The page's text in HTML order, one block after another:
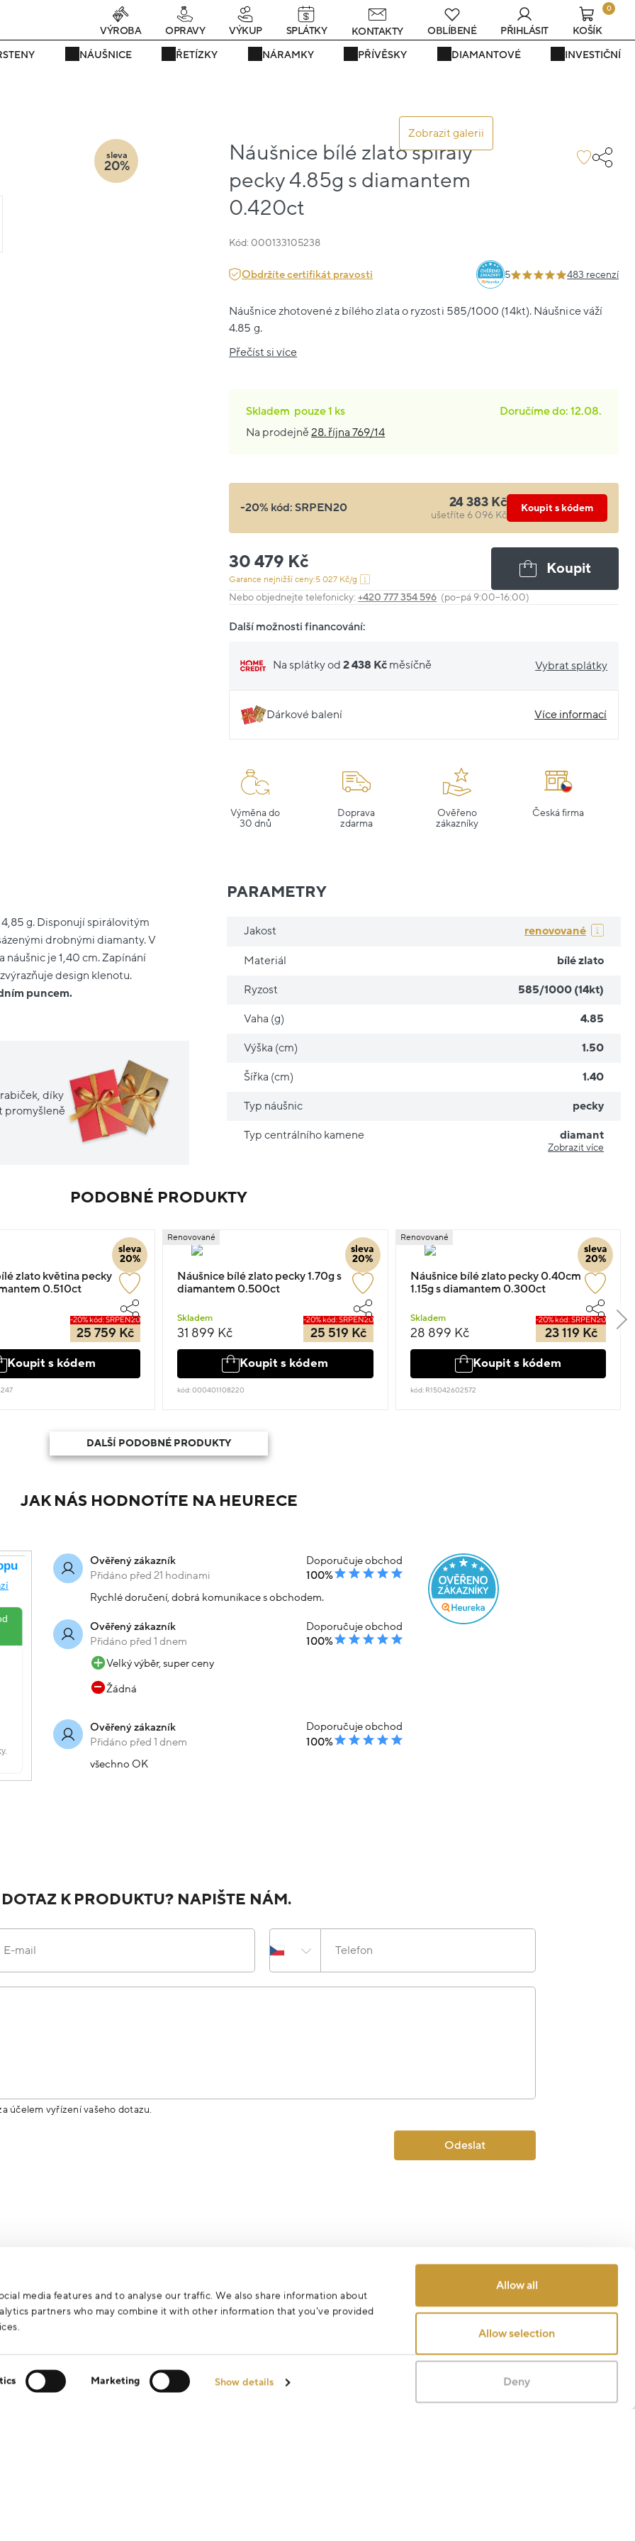
media features and to analyse our traffic. We also share information about
partners who may combine it with other information that you’ve provided
Marketing Show details
Allow all
Allow selection
Deny
teď! - 20 % na vše! Kód: SRPEN20 23 dní : 16h : 49m : 06s
NÁUŠNICE ŘETÍZKY NÁRAMKY PŘÍVĚSKY DIAMANTOVÉ INVESTIČNÍ
VÝROBA OPRAVY VÝKUP SPLÁTKY KONTAKTY OBLÍBENÉ PŘIHLÁSIT
0
KOŠÍK
Zobrazit galerii
Náušnice bílé zlato spirály
pecky 4.85g s diamantem
0.420ct
Kód: 000133105238
sleva
20%
Obdržíte certifikát pravosti 5 483 recenzí
Náušnice zhotovené z bílého zlata o ryzosti 585/1000 (14kt). Náušnice váží
4.85 g.
Přečíst si více
Skladem pouze1 ks
Doručíme do: 12.08.
Na prodejně28. října 769/14
-20% kód:SRPEN20 24 383 Kč
ušetříte 6 096 Kč
Koupit s kódem
30 479 Kč
Garance nejnižší ceny:5 027 Kč/g
Koupit
Nebo objednejte telefonicky:+420 777 354 596 (po–pá 9:00–16:00)
Další možnosti financování:
Na splátky od2 438 Kč měsíčně Vybrat splátky
Dárkové balení Více informací
Výměna do
30 dnů
Doprava
zdarma
Ověřeno
zákazníky
Česká firma
g. Disponují spirálovitým
drobnými diamanty. V
je 1,40 cm. Zapínání
design klenotu.
puncem.
díky
promyšleně
PARAMETRY
Jakost renovované
Materiál bílé zlato
Ryzost 585/1000 (14kt)
Vaha (g) 4.85
Výška (cm) 1.50
Šířka (cm) 1.40
Typ náušnic pecky
Typ centrálního kamene diamant
Zobrazit více
PODOBNÉ PRODUKTY
sleva
20%
zlato květina pecky
0.510ct
-20% kód: SRPEN20
25 759 Kč
Koupit s kódem
sleva
20%
Renovované
Náušnice bílé zlato pecky 1.70g s
diamantem 0.500ct
Skladem
31 899 Kč
-20% kód: SRPEN20
25 519 Kč
Koupit s kódem
kód: 000401108220
sleva
20%
Renovované
Náušnice bílé zlato pecky 0.40cm
1.15g s diamantem 0.300ct
Skladem
28 899 Kč
-20% kód: SRPEN20
23 119 Kč
Koupit s kódem
kód: R15042602572
DALŠÍ PODOBNÉ PRODUKTY
JAK NÁS HODNOTÍTE NA HEURECE
Ověřený zákazník
Přidáno před 21 hodinami
Doporučuje obchod
100%
Rychlé doručení, dobrá komunikace s obchodem.
Ověřený zákazník
Přidáno před 1 dnem
Doporučuje obchod
100%
Velký výběr, super ceny
Žádná
Ověřený zákazník
Přidáno před 1 dnem
Doporučuje obchod
100%
všechno OK
K PRODUKTU? NAPIŠTE NÁM.
E-mail Telefon
účelem vyřízení vašeho dotazu.
Odeslat